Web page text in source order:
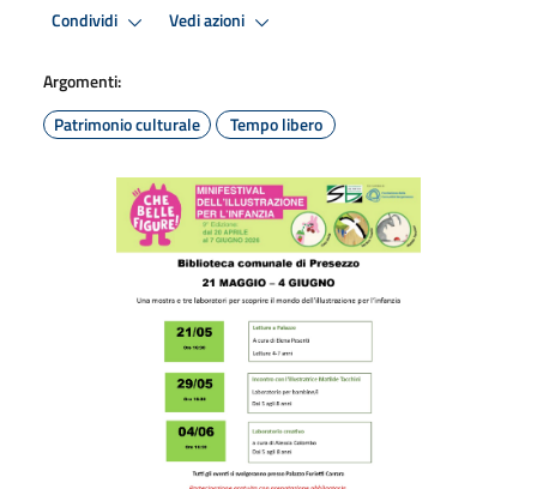
Condividi Vedi azioni
Argomenti:
Patrimonio culturale
Tempo libero